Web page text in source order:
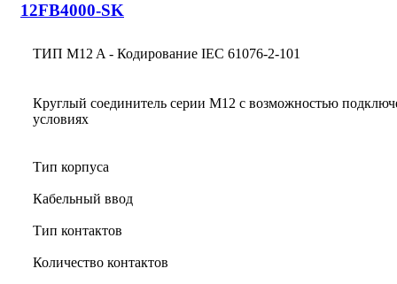
12FB4000-SK
ТИП M12 A - Кодирование IEC 61076-2-101
Круглый соединитель серии M12 с возможностью
условиях
Тип корпуса
Кабельный ввод
Тип контактов
Количество контактов